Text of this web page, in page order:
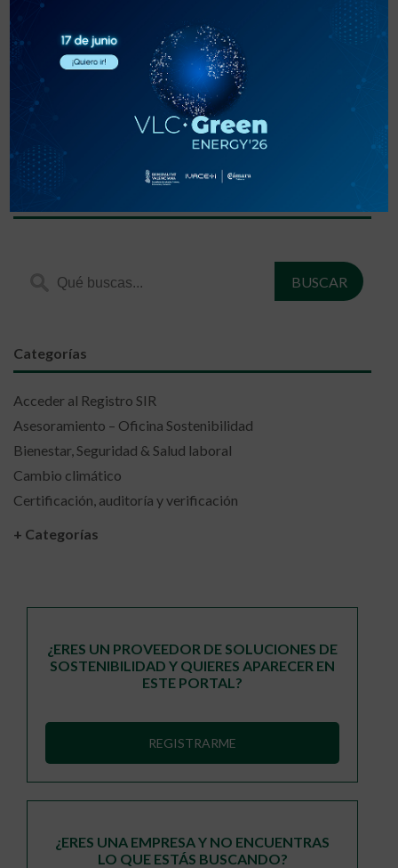
« 1 2 3 ›
Encuentra lo que estás buscando
Categorías
Acceder al Registro SIR
Asesoramiento – Oficina Sostenibilidad
Bienestar, Seguridad & Salud laboral
Cambio climático
Certificación, auditoría y verificación
+ Categorías
¿ERES UN PROVEEDOR DE SOLUCIONES DE
SOSTENIBILIDAD Y QUIERES APARECER EN
ESTE PORTAL?
REGISTRARME
¿ERES UNA EMPRESA Y NO ENCUENTRAS
LO QUE ESTÁS BUSCANDO?